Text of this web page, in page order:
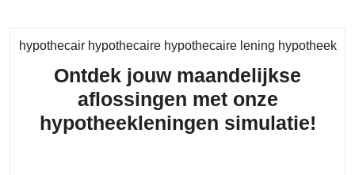
hypothecair hypothecaire hypothecaire lening hypotheek
Ontdek jouw maandelijkse
aflossingen met onze
hypotheekleningen simulatie!